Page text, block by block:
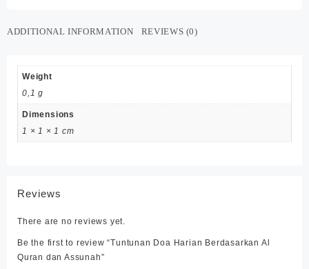
ADDITIONAL INFORMATION REVIEWS (0)
Weight
0,1 g
Dimensions
1 × 1 × 1 cm
Reviews
There are no reviews yet.
Be the first to review “Tuntunan Doa Harian Berdasarkan Al
Quran dan Assunah”